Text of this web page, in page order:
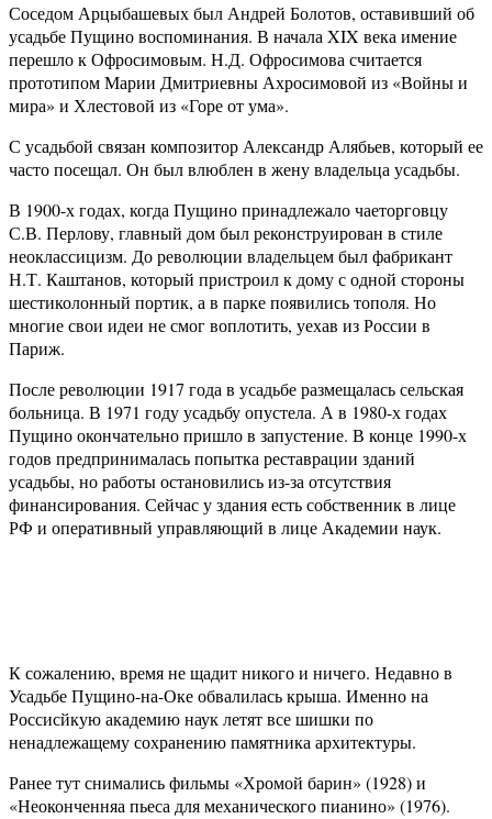
Соседом Арцыбашевых был Андрей Болотов, оставивший об
усадьбе Пущино воспоминания. В начала XIX века имение
перешло к Офросимовым. Н.Д. Офросимова считается
прототипом Марии Дмитриевны Ахросимовой из «Войны и
мира» и Хлестовой из «Горе от ума».
С усадьбой связан композитор Александр Алябьев, который ее
часто посещал. Он был влюблен в жену владельца усадьбы.
В 1900-х годах, когда Пущино принадлежало чаеторговцу
С.В. Перлову, главный дом был реконструирован в стиле
неоклассицизм. До революции владельцем был фабрикант
Н.Т. Каштанов, который пристроил к дому с одной стороны
шестиколонный портик, а в парке появились тополя. Но
многие свои идеи не смог воплотить, уехав из России в
Париж.
После революции 1917 года в усадьбе размещалась сельская
больница. В 1971 году усадьбу опустела. А в 1980-х годах
Пущино окончательно пришло в запустение. В конце 1990-х
годов предпринималась попытка реставрации зданий
усадьбы, но работы остановились из-за отсутствия
финансирования. Сейчас у здания есть собственник в лице
РФ и оперативный управляющий в лице Академии наук.
К сожалению, время не щадит никого и ничего. Недавно в
Усадьбе Пущино-на-Оке обвалилась крыша. Именно на
Россисйкую академию наук летят все шишки по
ненадлежащему сохранению памятника архитектуры.
Ранее тут снимались фильмы «Хромой барин» (1928) и
«Неоконченняа пьеса для механического пианино» (1976).